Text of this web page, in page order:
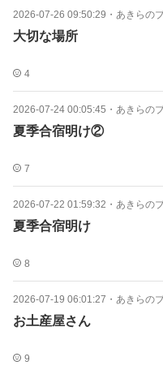
2026-07-26 09:50:29 ・ あきらの
大切な場所
4
2026-07-24 00:05:45 ・ あきらの
夏季合宿明け②
7
2026-07-22 01:59:32 ・ あきらの
夏季合宿明け
8
2026-07-19 06:01:27 ・ あきらの
お土産屋さん
9